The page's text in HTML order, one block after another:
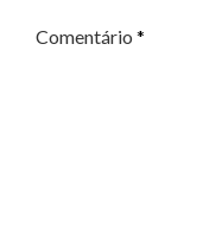
Comentário *